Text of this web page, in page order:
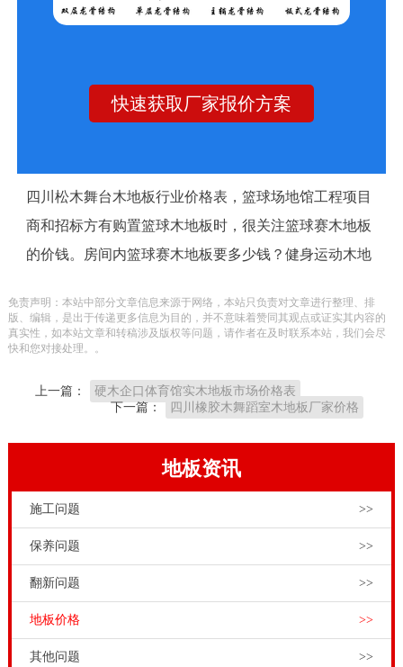
快速获取厂家报价方案
四川松木舞台木地板行业价格表，篮球场地馆工程项目
商和招标方有购置篮球木地板时，很关注篮球赛木地板
的价钱。房间内篮球赛木地板要多少钱？健身运动木地
影响的。例如篮球场地木地板的材料，铺设样式，生产
商和品牌这些。
木地板的日常防水及保养工作中。一个我们要保证的便
对气体的气温是十分的敏锐的，针对太潮的自然环境，
场地木地板鼓包或者形变的状况。四川松木舞台木地板
行业价格表，
是木质材料，怕水怕潮。所
得湿度不要太大，以免湿气从缝隙里藏着，加大了实木
运动地板的湿度。有太阳照射的地方，尽可能的避免暴
晒，跟过长的照射时间，以免发生过热或者加速氧化反
免责声明：本站中部分文章信息来源于网络，本站只负责对文章进行整理、排
版、编辑，是出于传递更多信息为目的，并不意味着赞同其观点或证实其内容的
真实性，如本站文章和转稿涉及版权等问题，请作者在及时联系本站，我们会尽
快和您对接处理。。
上一篇：
硬木企口体育馆实木地板市场价格表
下一篇：
四川橡胶木舞蹈室木地板厂家价格
地板资讯
施工问题 >>
保养问题 >>
翻新问题 >>
地板价格 >>
其他问题 >>